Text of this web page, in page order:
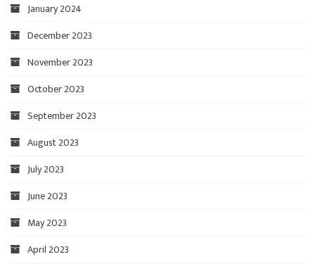
January 2024
December 2023
November 2023
October 2023
September 2023
August 2023
July 2023
June 2023
May 2023
April 2023